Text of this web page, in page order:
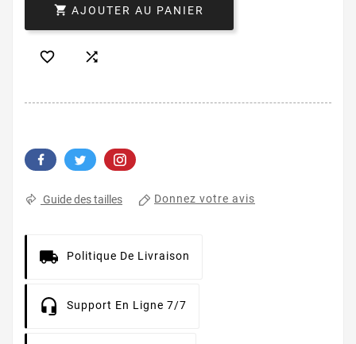
 AJOUTER AU PANIER
 
Guide des tailles Donnez votre avis
Politique De Livraison
Support En Ligne 7/7